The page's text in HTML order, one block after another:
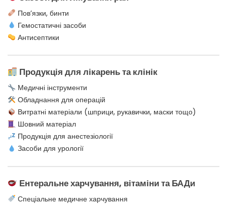
Пов’язки, бинти
Гемостатичні засоби
Антисептики
Продукція для лікарень та клінік
Медичні інструменти
Обладнання для операцій
Витратні матеріали (шприци, рукавички, маски тощо)
Шовний матеріал
Продукція для анестезіології
Засоби для урології
Ентеральне харчування, вітаміни та БАДи
Спеціальне медичне харчування